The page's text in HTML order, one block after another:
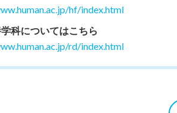
hf/index.html
科についてはこちら
rd/index.html